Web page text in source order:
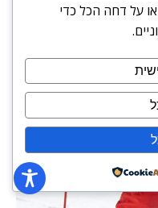
על דחה הכל כדי